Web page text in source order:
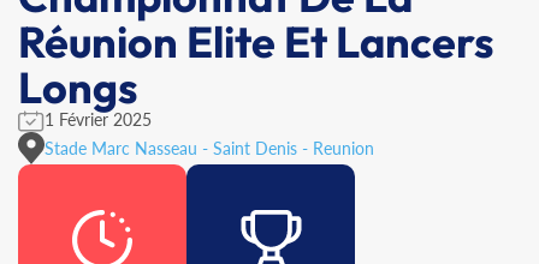
Réunion Elite Et Lancers
Longs
1 Février 2025
Stade Marc Nasseau - Saint Denis - Reunion